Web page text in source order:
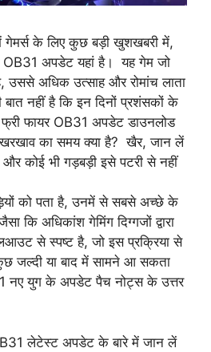
गेमर्स के लिए कुछ बड़ी खुशखबरी में,
OB31 अपडेट यहां है। यह गेम जो
उससे अधिक उत्साह और रोमांच लाता
नहीं है कि इन दिनों प्रशंसकों के
फायर OB31 अपडेट डाउनलोड
का समय क्या है? खैर, जान लें
कोई भी गड़बड़ी इसे पटरी से नहीं
को पता है, उनमें से सबसे अच्छे के
कि अधिकांश गेमिंग दिग्गजों द्वारा
से स्पष्ट है, जो इस प्रक्रिया से
या बाद में सामने आ सकता
नए युग के अपडेट पैच नोट्स के उत्तर
लेटेस्ट अपडेट के बारे में जान लें